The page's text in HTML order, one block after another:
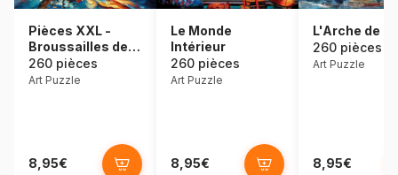
Pièces XXL -
Broussailles de la
Mer
260 pièces
Art Puzzle
8,95€
Le Monde
Intérieur
260 pièces
Art Puzzle
8,95€
L'Arche de
260 pièces
Art Puzzle
8,95€